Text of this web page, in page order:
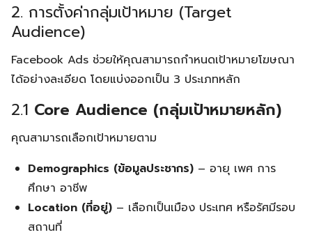
2. การตั้งค่ากลุ่มเป้าหมาย (Target
Audience)
Facebook Ads ช่วยให้คุณสามารถกำหนดเป้าหมายโฆษณา
ได้อย่างละเอียด โดยแบ่งออกเป็น 3 ประเภทหลัก
2.1 Core Audience (กลุ่มเป้าหมายหลัก)
คุณสามารถเลือกเป้าหมายตาม
Demographics (ข้อมูลประชากร) – อายุ เพศ การ
ศึกษา อาชีพ
Location (ที่อยู่) – เลือกเป็นเมือง ประเทศ หรือรัศมีรอบ
สถานที่